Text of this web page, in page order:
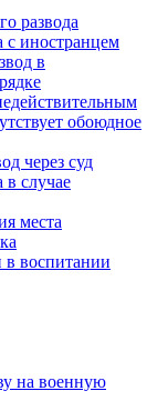
развода
с иностранцем
в
обоюдное
через суд
в случае
места
в воспитании
на военную